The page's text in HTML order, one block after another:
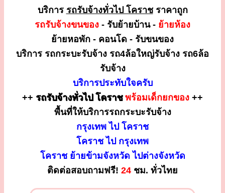
บริการ รถรับจ้างทั่วไป โคราชราคาถูก
รถรับจ้างขนของ - รับย้ายบ้าน - ย้ายห้อง
ย้ายหอพัก - คอนโด - รับขนของ
บริการ รถกระบะรับจ้าง รถ4ล้อใหญ่รับจ้าง รถ6ล้อ
รับจ้าง
บริการประทับใจครับ
++ รถรับจ้างทั่วไป โคราชพร้อมเด็กยกของ ++
พื้นที่ให้บริการรถกระบะรับจ้าง
กรุงเทพ ไป โคราช
โคราช ไป กรุงเทพ
โคราช ย้ายข้ามจังหวัด ไปต่างจังหวัด
ติดต่อสอบถามฟรี! 24 ชม. ทั่วไทย